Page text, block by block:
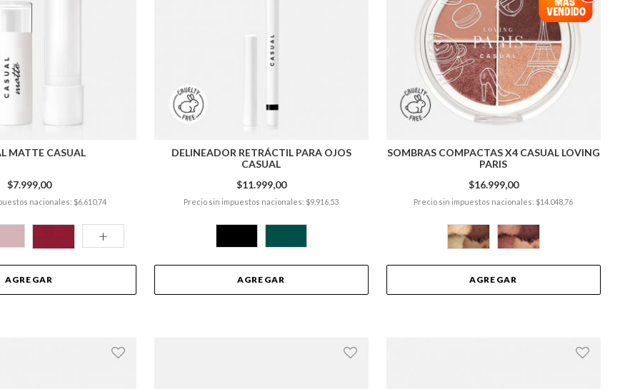
MATTE CASUAL
$7.999,00
nacionales: $6.610,74
+
AGREGAR
DELINEADOR RETRÁCTIL PARA OJOS
CASUAL
$11.999,00
Precio sin impuestos nacionales: $9.916,53
AGREGAR
SOMBRAS COMPACTAS X4 CASUAL LOVING
PARIS
$16.999,00
Precio sin impuestos nacionales: $14.048,76
AGREGAR